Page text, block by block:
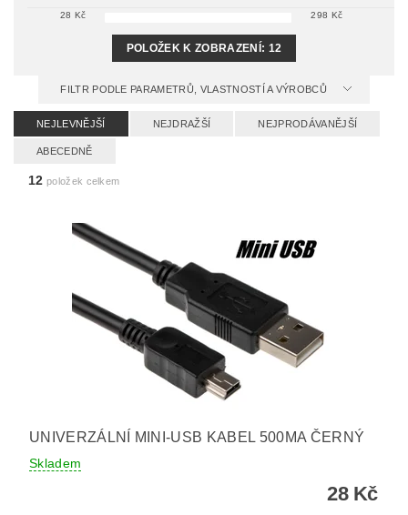
28 Kč 298 Kč
POLOŽEK K ZOBRAZENÍ: 12
FILTR PODLE PARAMETRŮ, VLASTNOSTÍ A VÝROBCŮ
NEJLEVNĚJŠÍ NEJDRAŽŠÍ NEJPRODÁVANĚJŠÍ
ABECEDNĚ
12 položek celkem
UNIVERZÁLNÍ MINI-USB KABEL 500MA ČERNÝ
Skladem
28 Kč